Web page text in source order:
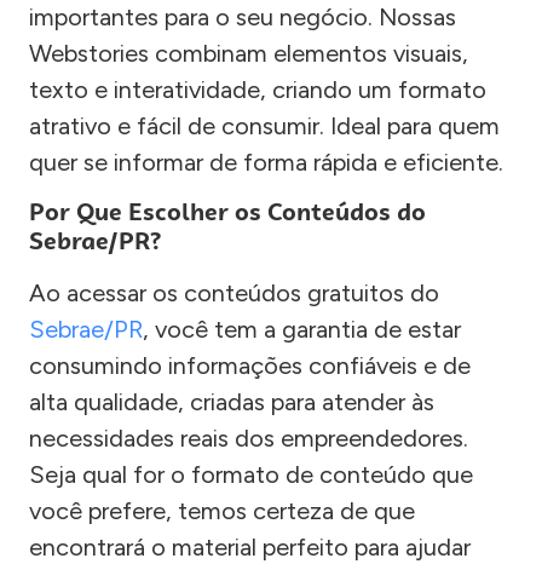
importantes para o seu negócio. Nossas
Webstories combinam elementos visuais,
texto e interatividade, criando um formato
atrativo e fácil de consumir. Ideal para quem
quer se informar de forma rápida e eficiente.
Por Que Escolher os Conteúdos do
Sebrae/PR?
Ao acessar os conteúdos gratuitos do
Sebrae/PR, você tem a garantia de estar
consumindo informações confiáveis e de
alta qualidade, criadas para atender às
necessidades reais dos empreendedores.
Seja qual for o formato de conteúdo que
você prefere, temos certeza de que
encontrará o material perfeito para ajudar